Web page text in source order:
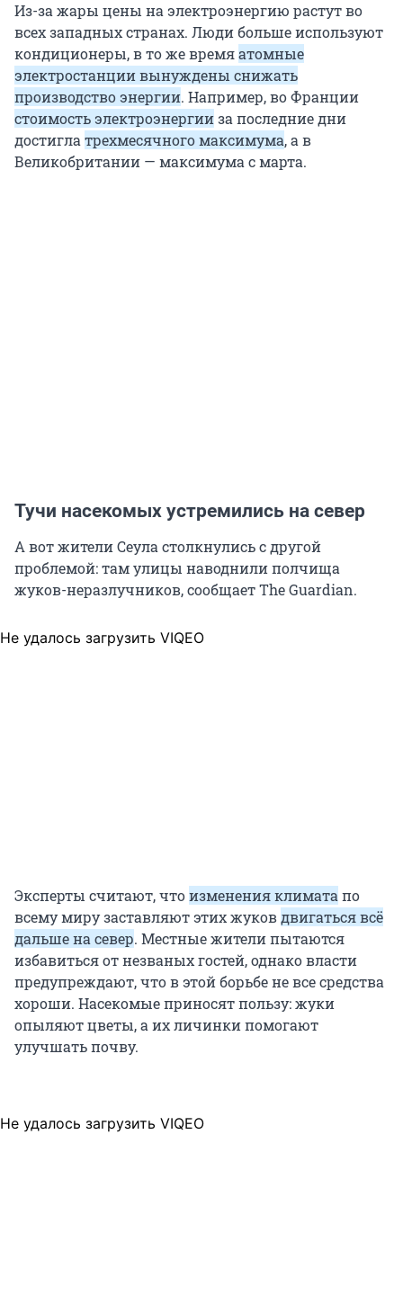
Из-за жары цены на электроэнергию растут во
всех западных странах. Люди больше используют
кондиционеры, в то же времяатомные
электростанции вынуждены снижать
производство энергии. Например, во Франции
стоимость электроэнергииза последние дни
достиглатрехмесячного максимума, а в
Великобритании — максимума с марта.
Тучи насекомых устремились на север
А вот жители Сеула столкнулись с другой
проблемой: там улицы наводнили полчища
жуков-неразлучников, сообщает The Guardian.
Не удалось загрузить VIQEO
Эксперты считают, чтоизменения климатапо
всему миру заставляют этих жуковдвигаться всё
дальше на север. Местные жители пытаются
избавиться от незваных гостей, однако власти
предупреждают, что в этой борьбе не все средства
хороши. Насекомые приносят пользу: жуки
опыляют цветы, а их личинки помогают
улучшать почву.
Не удалось загрузить VIQEO